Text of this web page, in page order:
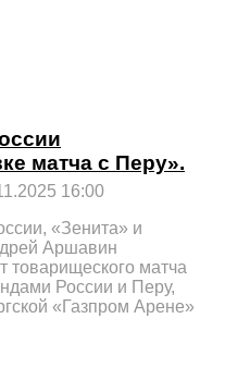
матча с Перу».
16:00
«Зенита» и
Аршавин
товарищеского матча
России и Перу,
«Газпром Арене»